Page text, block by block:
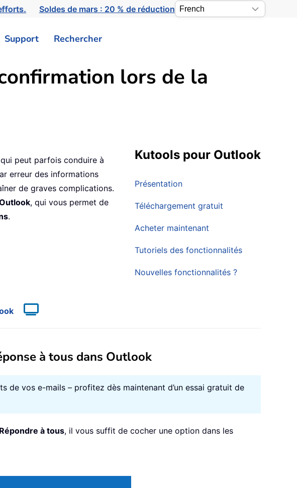
Soldes de mars : 20 % de réduction
Support Rechercher
lors de la
Kutools pour Outlook
Présentation
Téléchargement gratuit
Acheter maintenant
Tutoriels des fonctionnalités
Nouvelles fonctionnalités ?
peut parfois conduire à
erreur des informations
de graves complications.
, qui vous permet de
.
à tous dans Outlook
de vos e-mails – profitez dès maintenant d’un essai gratuit de
Répondre à tous, il vous suffit de cocher une option dans les